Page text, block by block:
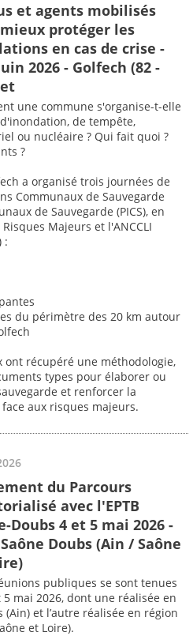
et agents mobilisés
protéger les
en cas de crise -
2026 - Golfech (82 -
une commune s'organise-t-elle
de tempête,
ou nucléaire ? Qui fait quoi ?
?
a organisé trois journées de
Communaux de Sauvegarde
de Sauvegarde (PICS), en
Majeurs et l'ANCCLI
:
du périmètre des 20 km autour
ont récupéré une méthodologie,
types pour élaborer ou
et renforcer la
aux risques majeurs.
du Parcours
avec l'EPTB
Doubs 4 et 5 mai 2026 -
Saône Doubs (Ain / Saône
publiques se sont tenues
5 mai 2026, dont une réalisée en
et l’autre réalisée en région
et Loire).